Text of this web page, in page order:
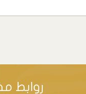
روابط